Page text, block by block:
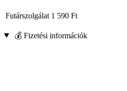
Futárszolgálat 1 590 Ft
💰 Fizetési információk